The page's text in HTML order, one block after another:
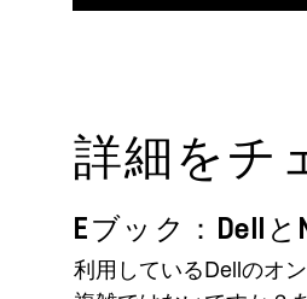
詳細をチ
Eブック：Dell
利用しているDellのオ